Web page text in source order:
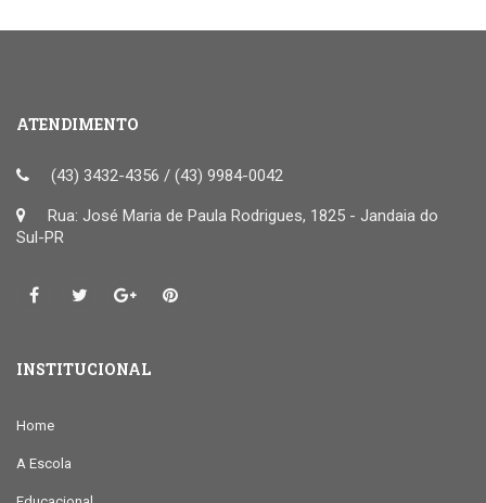
ATENDIMENTO
(43) 3432-4356 / (43) 9984-0042
Rua: José Maria de Paula Rodrigues, 1825 - Jandaia do
Sul-PR
INSTITUCIONAL
Home
A Escola